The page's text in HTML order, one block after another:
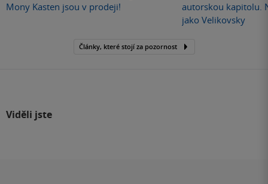
Mony Kasten jsou v prodeji!
autorskou kapitolu.
jako Velikovsky
Články, které stojí za pozornost
Viděli jste